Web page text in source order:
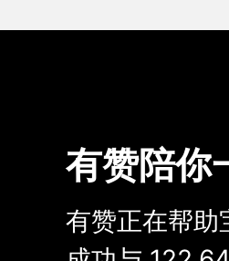
有赞陪你
有赞正在帮